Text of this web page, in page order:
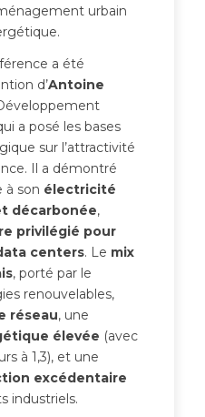
urbain
a été
d’Antoine
a posé les bases
sur l’attractivité
Il a démontré
à son électricité
décarbonée,
privilégié pour
centers. Le mix
, porté par le
renouvelables,
réseau, une
élevée (avec
à 1,3), et une
excédentaire
industriels.